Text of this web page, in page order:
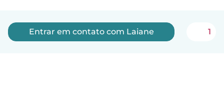
Entrar em contato com Laiane 1